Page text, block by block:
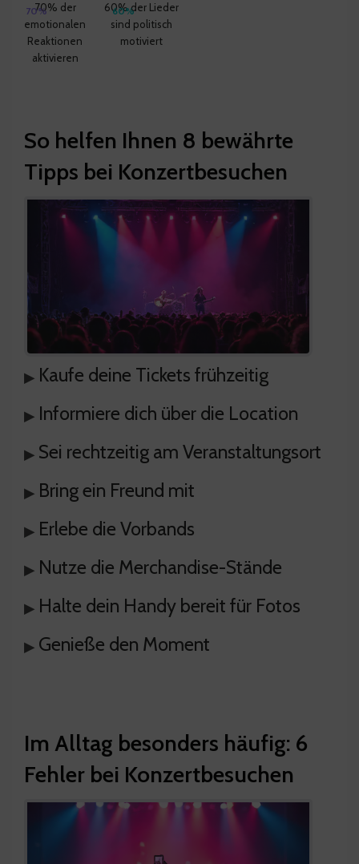
70%
70% der
emotionalen
Reaktionen
aktivieren
60%
60% der Lieder
sind politisch
motiviert
So helfen Ihnen 8 bewährte
Tipps bei Konzertbesuchen
▸ Kaufe deine Tickets frühzeitig
▸ Informiere dich über die Location
▸ Sei rechtzeitig am Veranstaltungsort
▸ Bring ein Freund mit
▸ Erlebe die Vorbands
▸ Nutze die Merchandise-Stände
▸ Halte dein Handy bereit für Fotos
▸ Genieße den Moment
Im Alltag besonders häufig: 6
Fehler bei Konzertbesuchen